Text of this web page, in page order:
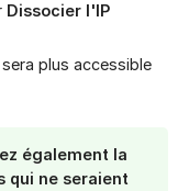
Dissocier l'IP
sera plus accessible
également la
qui ne seraient